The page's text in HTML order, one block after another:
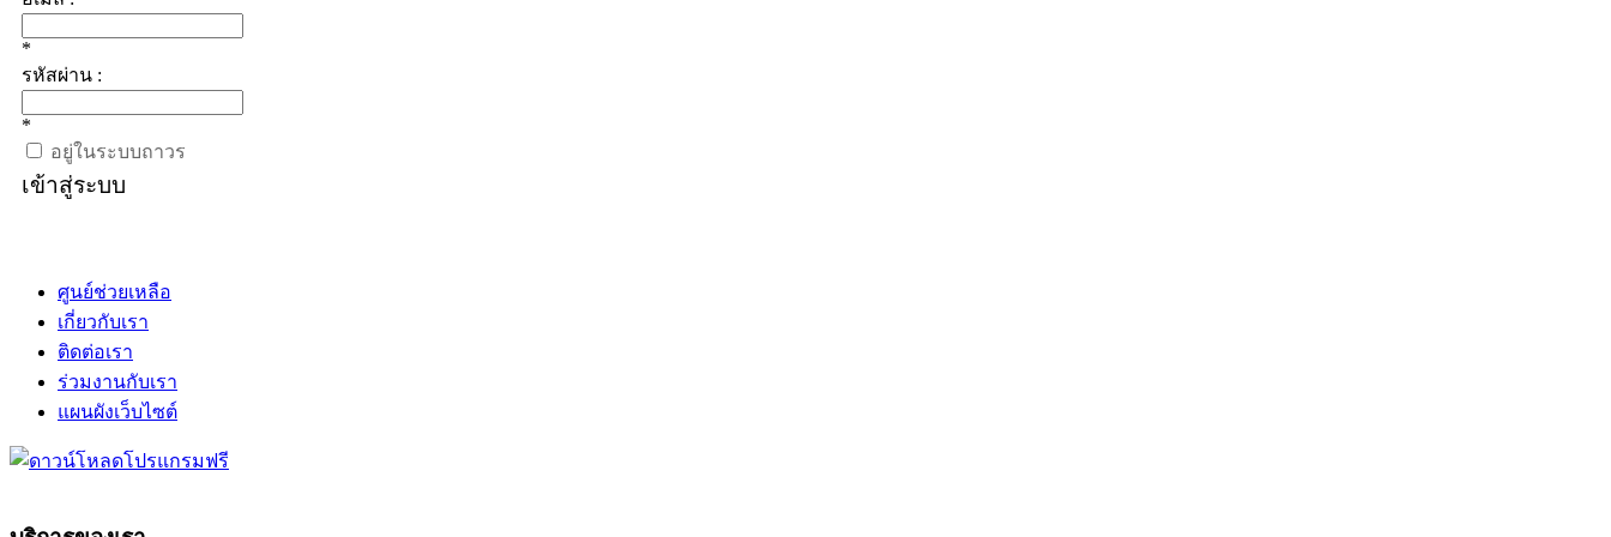
*
รหัสผ่าน :
*
อยู่ในระบบถาวร
เข้าสู่ระบบ
ศูนย์ช่วยเหลือ
เกี่ยวกับเรา
ติดต่อเรา
ร่วมงานกับเรา
แผนผังเว็บไซต์